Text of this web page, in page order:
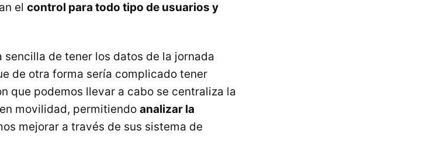
el control para todo tipo de usuarios y
sencilla de tener los datos de la jornada
de otra forma sería complicado tener
que podemos llevar a cabo se centraliza la
movilidad, permitiendo analizar la
mejorar a través de sus sistema de